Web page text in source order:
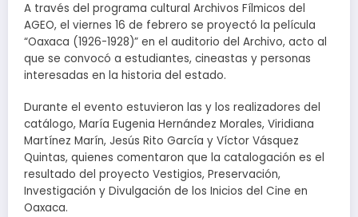
A través del programa cultural Archivos Fílmicos del
AGEO, el viernes 16 de febrero se proyectó la película
“Oaxaca (1926-1928)” en el auditorio del Archivo, acto al
que se convocó a estudiantes, cineastas y personas
interesadas en la historia del estado.
Durante el evento estuvieron las y los realizadores del
catálogo, María Eugenia Hernández Morales, Viridiana
Martínez Marín, Jesús Rito García y Víctor Vásquez
Quintas, quienes comentaron que la catalogación es el
resultado del proyecto Vestigios, Preservación,
Investigación y Divulgación de los Inicios del Cine en
Oaxaca.